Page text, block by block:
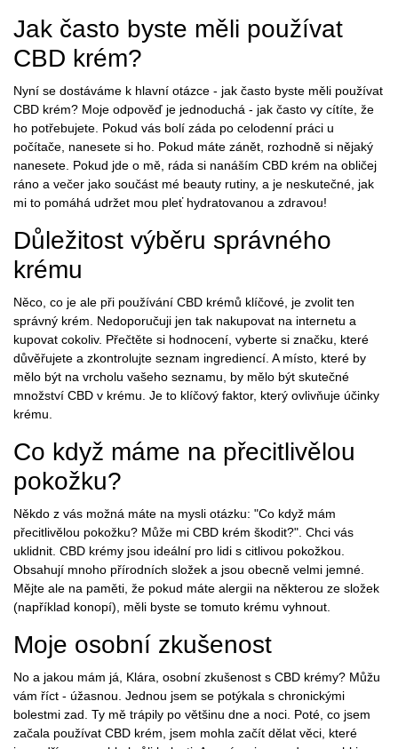
Jak často byste měli používat
CBD krém?
Nyní se dostáváme k hlavní otázce - jak často byste měli používat
CBD krém? Moje odpověď je jednoduchá - jak často vy cítíte, že
ho potřebujete. Pokud vás bolí záda po celodenní práci u
počítače, nanesete si ho. Pokud máte zánět, rozhodně si nějaký
nanesete. Pokud jde o mě, ráda si nanáším CBD krém na obličej
ráno a večer jako součást mé beauty rutiny, a je neskutečné, jak
mi to pomáhá udržet mou pleť hydratovanou a zdravou!
Důležitost výběru správného
krému
Něco, co je ale při používání CBD krémů klíčové, je zvolit ten
správný krém. Nedoporučuji jen tak nakupovat na internetu a
kupovat cokoliv. Přečtěte si hodnocení, vyberte si značku, které
důvěřujete a zkontrolujte seznam ingrediencí. A místo, které by
mělo být na vrcholu vašeho seznamu, by mělo být skutečné
množství CBD v krému. Je to klíčový faktor, který ovlivňuje účinky
krému.
Co když máme na přecitlivělou
pokožku?
Někdo z vás možná máte na mysli otázku: "Co když mám
přecitlivělou pokožku? Může mi CBD krém škodit?". Chci vás
uklidnit. CBD krémy jsou ideální pro lidi s citlivou pokožkou.
Obsahují mnoho přírodních složek a jsou obecně velmi jemné.
Mějte ale na paměti, že pokud máte alergii na některou ze složek
(například konopí), měli byste se tomuto krému vyhnout.
Moje osobní zkušenost
No a jakou mám já, Klára, osobní zkušenost s CBD krémy? Můžu
vám říct - úžasnou. Jednou jsem se potýkala s chronickými
bolestmi zad. Ty mě trápily po většinu dne a noci. Poté, co jsem
začala používat CBD krém, jsem mohla začít dělat věci, které